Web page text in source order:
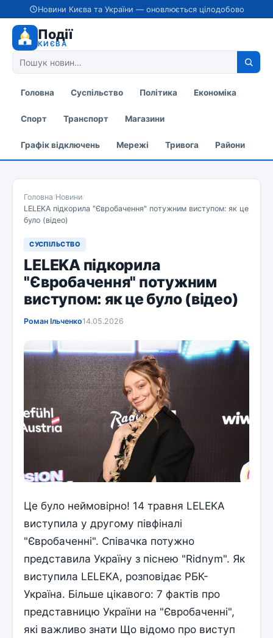
Новини Києва та України — оновлюється цілодобово
Події
КИЄВА
Головна Суспільство Політика Економіка
Спорт Транспорт Магазини
Графік відключень Мережі Тривога Райони
Головна/Новини/
LELEKA підкорила "Євробачення" потужним виступом: як це
було (відео)
СУСПІЛЬСТВО
LELEKA підкорила
"Євробачення" потужним
виступом: як це було (відео)
Роман Ільченко14.05.2026
Це було неймовірно! 14 травня LELEKA
виступила у другому півфіналі
"Євробаченні". Співачка потужно
представила Україну з піснею "Ridnym". Як
виступила LELEKA, розповідає РБК-
Україна. Більше цікавого: 7 фактів про
представницю України на "Євробаченні",
які важливо знати Що відомо про виступ